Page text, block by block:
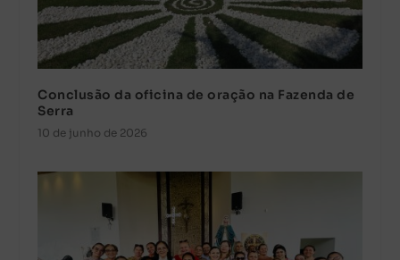
Conclusão da oficina de oração na Fazenda de
Serra
10 de junho de 2026